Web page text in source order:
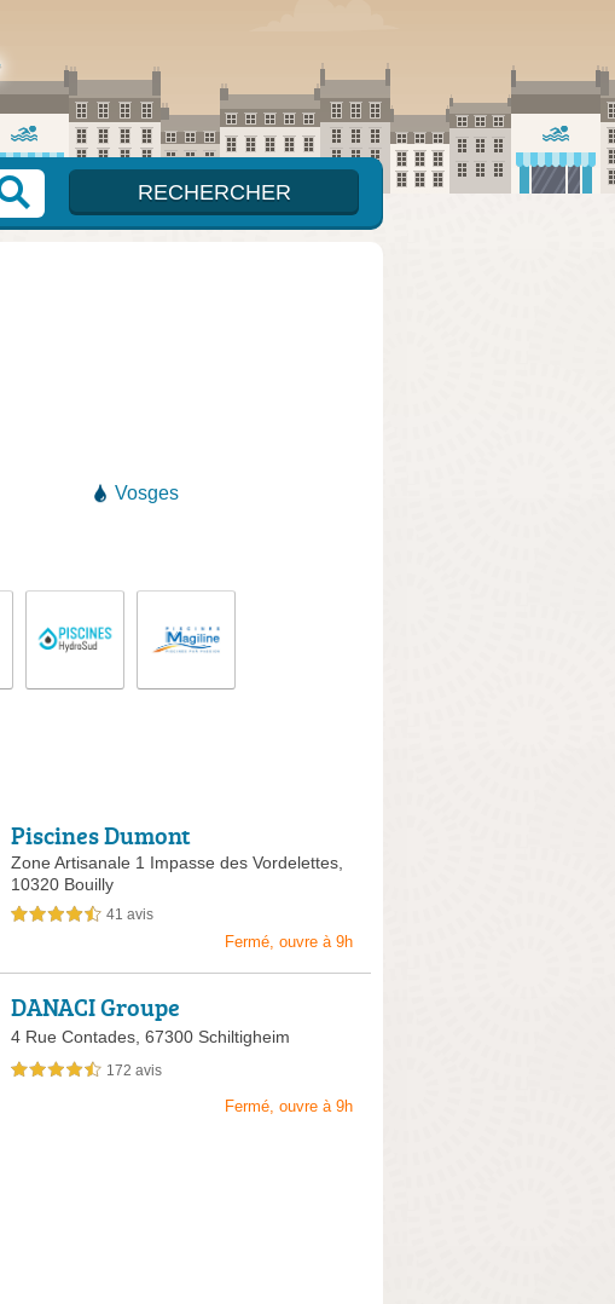
Vosges
Piscines Dumont
Zone Artisanale 1 Impasse des Vordelettes,
10320 Bouilly
4,5 étoiles sur 5 41 avis
Fermé, ouvre à 9h
DANACI Groupe
4 Rue Contades, 67300 Schiltigheim
4,5 étoiles sur 5 172 avis
Fermé, ouvre à 9h